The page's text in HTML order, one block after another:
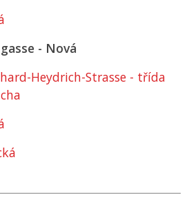
- Nová
Heydrich-Strasse - třída